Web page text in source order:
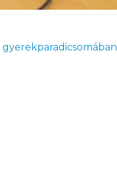
gyerekparadicsomában